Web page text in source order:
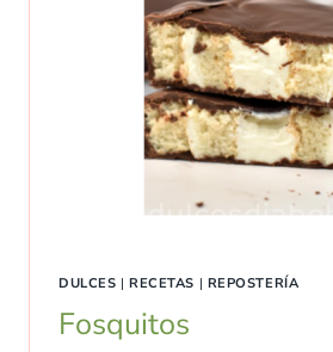
DULCES |RECETAS | REPOSTERÍA
Fosquitos